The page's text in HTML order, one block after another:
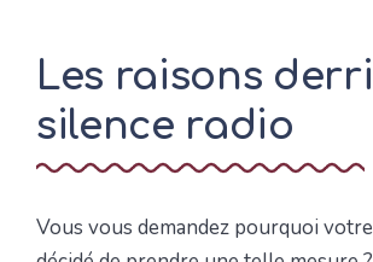
Les raisons
silence radio
Vous vous demandez pourquoi